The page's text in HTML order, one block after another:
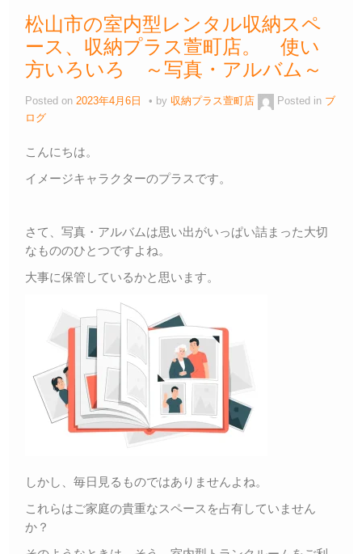
松山市の室内型レンタル収納スペ
ース、収納プラス萱町店。 使い
方いろいろ ～写真・アルバム～
Posted on 2023年4月6日 by 収納プラス萱町店 Posted in ブ
ログ
こんにちは。
イメージキャラクターのプラスです。
さて、写真・アルバムは思い出がいっぱい詰まった大切
なもののひとつですよね。
大事に保管しているかと思います。
しかし、毎日見るものではありませんよね。
これらはご家庭の貴重なスペースを占有していません
か？